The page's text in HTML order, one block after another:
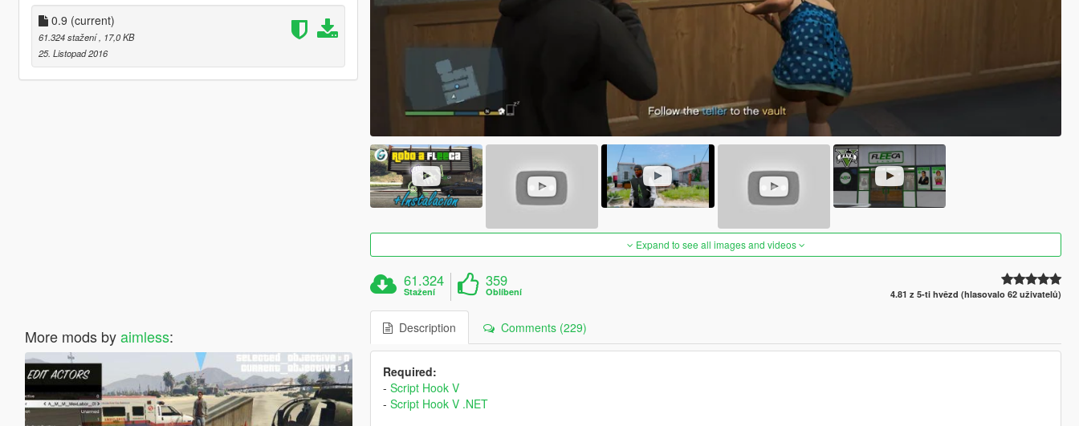
0.9 (current)
61.324 stažení , 17,0 KB
25. Listopad 2016
More mods byaimless:
Expand to see all images and videos
61.324
Stažení
359
Oblíbení 4.81 z 5-ti hvězd (hlasovalo 62 uživatelů)
Description Comments (229)
Required:
- Script Hook V
- Script Hook V .NET